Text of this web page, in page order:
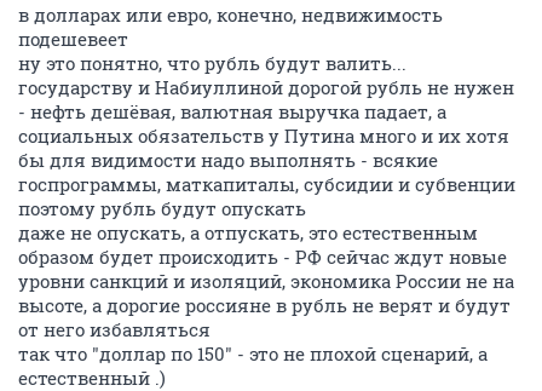
в долларах или евро, конечно, недвижимость
подешевеет
ну это понятно, что рубль будут валить...
государству и Набиуллиной дорогой рубль не нужен
- нефть дешёвая, валютная выручка падает, а
социальных обязательств у Путина много и их хотя
бы для видимости надо выполнять - всякие
госпрограммы, маткапиталы, субсидии и субвенции
поэтому рубль будут опускать
даже не опускать, а отпускать, это естественным
образом будет происходить - РФ сейчас ждут новые
уровни санкций и изоляций, экономика России не на
высоте, а дорогие россияне в рубль не верят и будут
от него избавляться
так что "доллар по 150" - это не плохой сценарий, а
естественный .)